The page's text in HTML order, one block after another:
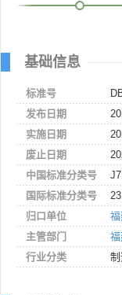
基础信息
标准号
发布日期
实施日期
废止日期
中国标准分类号
国际标准分类号
归口单位
主管部门
行业分类
制